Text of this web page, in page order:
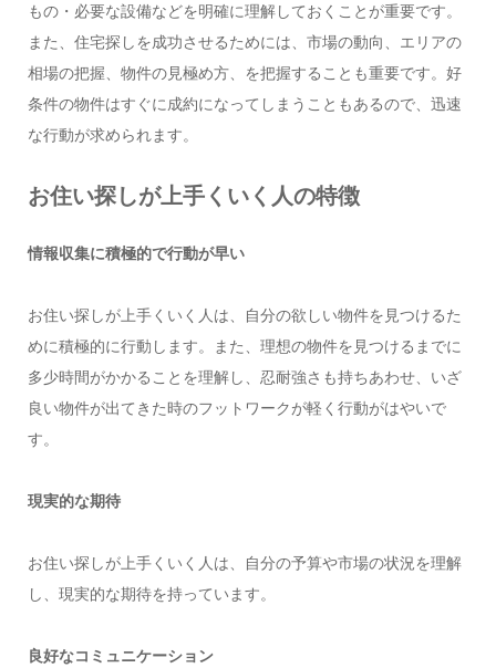
もの・必要な設備などを明確に理解しておくことが重要です。
また、住宅探しを成功させるためには、市場の動向、エリアの
相場の把握、物件の見極め方、を把握することも重要です。好
条件の物件はすぐに成約になってしまうこともあるので、迅速
な行動が求められます。
お住い探しが上手くいく人の特徴
情報収集に積極的で行動が早い
お住い探しが上手くいく人は、自分の欲しい物件を見つけるた
めに積極的に行動します。また、理想の物件を見つけるまでに
多少時間がかかることを理解し、忍耐強さも持ちあわせ、いざ
良い物件が出てきた時のフットワークが軽く行動がはやいで
す。
現実的な期待
お住い探しが上手くいく人は、自分の予算や市場の状況を理解
し、現実的な期待を持っています。
良好なコミュニケーション